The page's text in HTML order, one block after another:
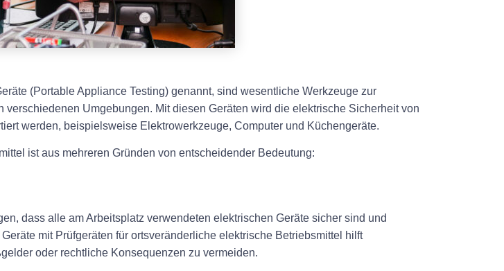
(Portable Appliance Testing) genannt, sind wesentliche Werkzeuge zur
Umgebungen. Mit diesen Geräten wird die elektrische Sicherheit von
werden, beispielsweise Elektrowerkzeuge, Computer und Küchengeräte.
ist aus mehreren Gründen von entscheidender Bedeutung:
dass alle am Arbeitsplatz verwendeten elektrischen Geräte sicher sind und
mit Prüfgeräten für ortsveränderliche elektrische Betriebsmittel hilft
oder rechtliche Konsequenzen zu vermeiden.